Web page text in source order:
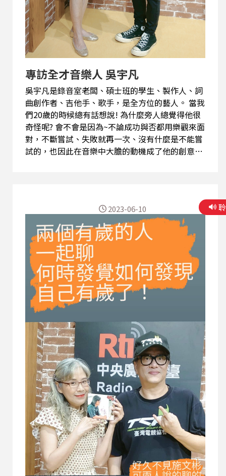
專訪全才音樂人 吳宇凡
吳宇凡是錄音室老闆、碩士班的學生、製作人、詞
曲創作者、吉他手、歌手，是全方位的藝人。 當我
們20歲的時候總有話想說! 為什麼旁人總覺得他很
奇怪呢? 會不會是因為~不論成功與否都用樂觀來面
對，不斷嘗試、失敗就再一次、沒有什麼是不能嘗
試的，也因此在音樂中大膽的動機成了他的創意。
歲就發行首張全創作製作EP《音樂少年》陸續以在
學狀態，成為錄音室老闆、演唱會樂手以及廣播主
持人。但看似順利發展的背後，其實也有重重阻
礙，出生在保守派家庭的他，父母總擔心他未來養
不起自己，反對他全職做音樂，想必鬧過多次家庭
革命吧! 吳宇凡外表單純青澀，卻隱藏無可限量的
能量 吳宇凡究竟是大人還是小孩? 《說不出口的凡
人》 7個議題x7首歌曲，深入探討教育議題，記錄
大學生所遇問題，傾訴教育經驗。 大風吹來吹去
不再一個人 說不出口的大學 圓圓的眼睛 錢錢在這
裡 是不是有一些誤會(feat.瘋狂佐奇) 我好像長大了
2019年4月3日，派歌Packer發行首張錄音室迷你
專輯《音樂少年》。 2019年8月10日，派...
2023-06-10